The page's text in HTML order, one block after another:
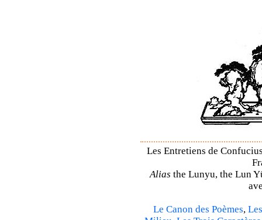
Les Entretiens de
Alias the Lunyu, the Lun
Le Canon des Poèmes,